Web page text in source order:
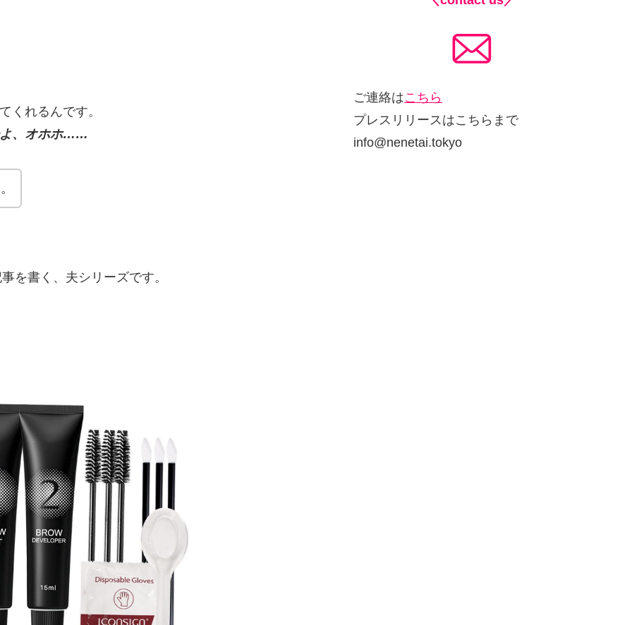
くれるんです。
よ、オホホ……
を書く、夫シリーズです。
ご連絡はこちら
プレスリリースはこちらまで
info@nenetai.tokyo